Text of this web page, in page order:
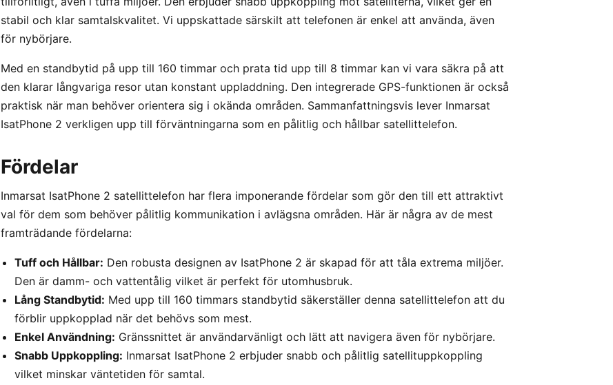
stabil och klar samtalskvalitet. Vi uppskattade särskilt att telefonen är enkel att använda, även
för nybörjare.
Med en standbytid på upp till 160 timmar och prata tid upp till 8 timmar kan vi vara säkra på att
den klarar långvariga resor utan konstant uppladdning. Den integrerade GPS-funktionen är också
praktisk när man behöver orientera sig i okända områden. Sammanfattningsvis lever Inmarsat
IsatPhone 2 verkligen upp till förväntningarna som en pålitlig och hållbar satellittelefon.
Fördelar
Inmarsat IsatPhone 2 satellittelefon har flera imponerande fördelar som gör den till ett attraktivt
val för dem som behöver pålitlig kommunikation i avlägsna områden. Här är några av de mest
framträdande fördelarna:
Tuff och Hållbar: Den robusta designen av IsatPhone 2 är skapad för att tåla extrema miljöer.
Den är damm- och vattentålig vilket är perfekt för utomhusbruk.
Lång Standbytid: Med upp till 160 timmars standbytid säkerställer denna satellittelefon att du
förblir uppkopplad när det behövs som mest.
Enkel Användning: Gränssnittet är användarvänligt och lätt att navigera även för nybörjare.
Snabb Uppkoppling: Inmarsat IsatPhone 2 erbjuder snabb och pålitlig satellituppkoppling
vilket minskar väntetiden för samtal.